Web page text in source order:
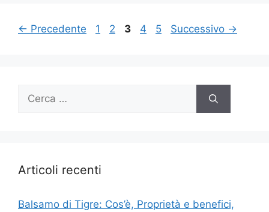
← Precedente Pagina
1 Pagina
2 Pagina
3 Pagina
4 Pagina
5 Successivo →
Ricerca
Articoli recenti
Balsamo di Tigre: Cos’è, Proprietà e benefici,